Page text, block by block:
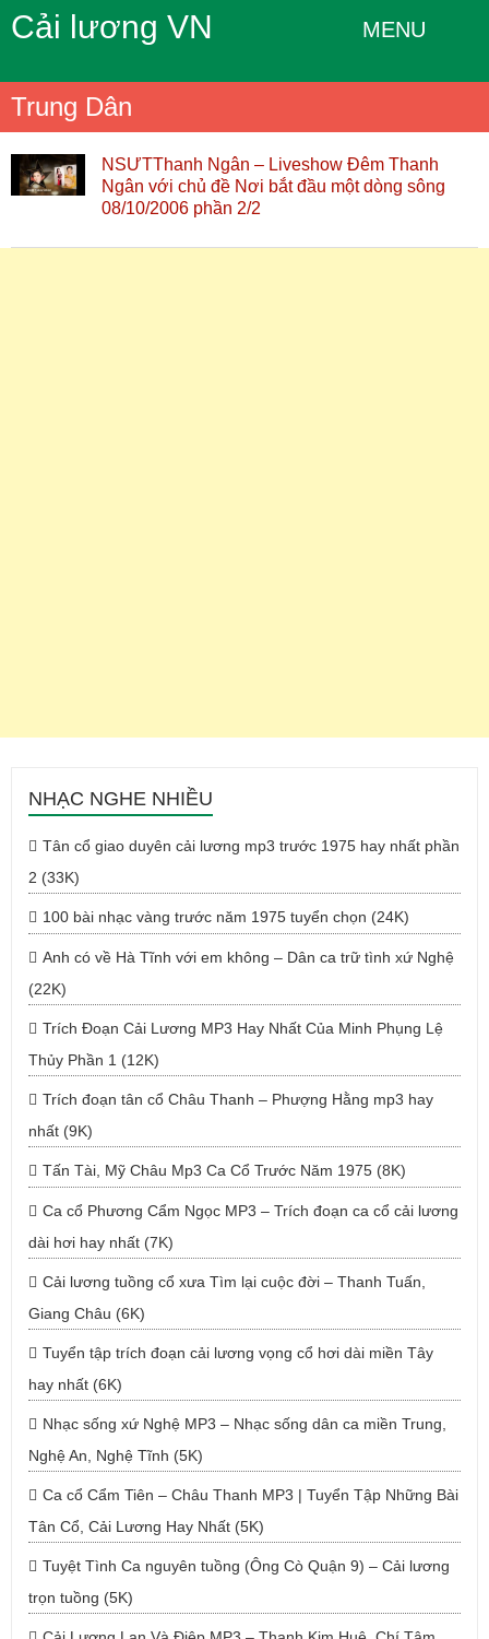
Cải lương VN MENU
Trung Dân
NSƯTThanh Ngân – Liveshow Đêm Thanh
Ngân với chủ đề Nơi bắt đầu một dòng sông
08/10/2006 phần 2/2
NHẠC NGHE NHIỀU
Tân cổ giao duyên cải lương mp3 trước 1975 hay nhất phần
2 (33K)
100 bài nhạc vàng trước năm 1975 tuyển chọn (24K)
Anh có về Hà Tĩnh với em không – Dân ca trữ tình xứ Nghệ
(22K)
Trích Đoạn Cải Lương MP3 Hay Nhất Của Minh Phụng Lệ
Thủy Phần 1 (12K)
Trích đoạn tân cổ Châu Thanh – Phượng Hằng mp3 hay
nhất (9K)
Tấn Tài, Mỹ Châu Mp3 Ca Cổ Trước Năm 1975 (8K)
Ca cổ Phương Cẩm Ngọc MP3 – Trích đoạn ca cổ cải lương
dài hơi hay nhất (7K)
Cải lương tuồng cổ xưa Tìm lại cuộc đời – Thanh Tuấn,
Giang Châu (6K)
Tuyển tập trích đoạn cải lương vọng cổ hơi dài miền Tây
hay nhất (6K)
Nhạc sống xứ Nghệ MP3 – Nhạc sống dân ca miền Trung,
Nghệ An, Nghệ Tĩnh (5K)
Ca cổ Cẩm Tiên – Châu Thanh MP3 | Tuyển Tập Những Bài
Tân Cổ, Cải Lương Hay Nhất (5K)
Tuyệt Tình Ca nguyên tuồng (Ông Cò Quận 9) – Cải lương
trọn tuồng (5K)